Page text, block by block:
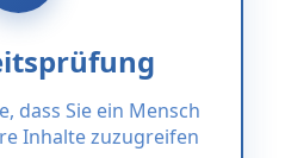
dass Sie ein Mensch
Inhalte zuzugreifen